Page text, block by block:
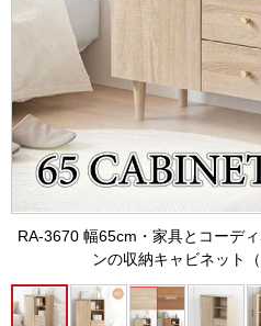
RA-3670 幅65cm・家具とコーデ
ンの収納キャビネット